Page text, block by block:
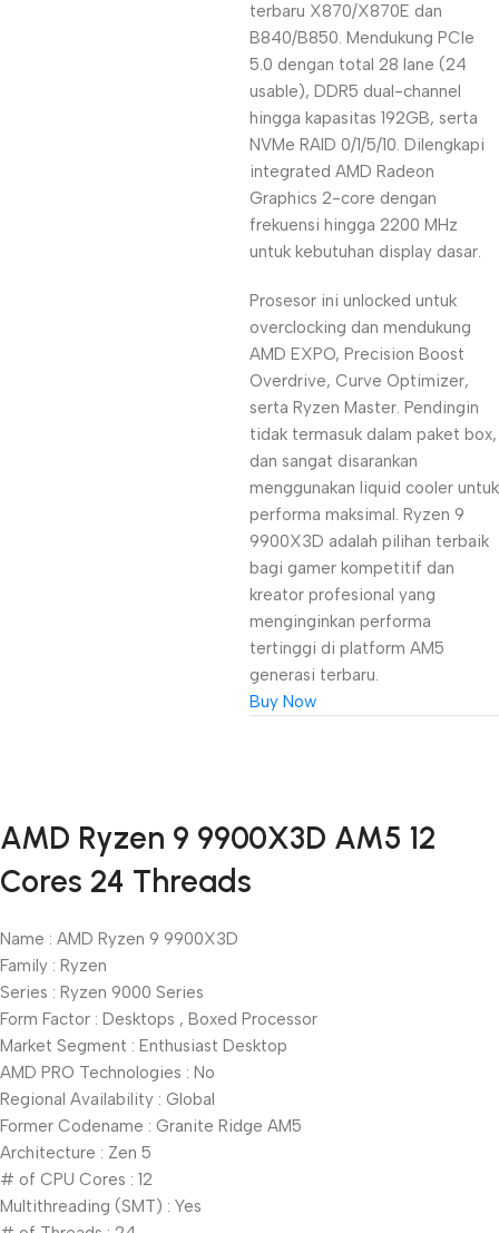
terbaru X870/X870E dan
B840/B850. Mendukung PCIe
5.0 dengan total 28 lane (24
usable), DDR5 dual-channel
hingga kapasitas 192GB, serta
NVMe RAID 0/1/5/10. Dilengkapi
integrated AMD Radeon
Graphics 2-core dengan
frekuensi hingga 2200 MHz
untuk kebutuhan display dasar.
Prosesor ini unlocked untuk
overclocking dan mendukung
AMD EXPO, Precision Boost
Overdrive, Curve Optimizer,
serta Ryzen Master. Pendingin
tidak termasuk dalam paket box,
dan sangat disarankan
menggunakan liquid cooler untuk
performa maksimal. Ryzen 9
9900X3D adalah pilihan terbaik
bagi gamer kompetitif dan
kreator profesional yang
menginginkan performa
tertinggi di platform AM5
generasi terbaru.
Buy Now
Black Friday
Blowout!
AMD Ryzen 9 9900X3D AM5 12
Cores 24 Threads
Name : AMD Ryzen 9 9900X3D
Family : Ryzen
Series : Ryzen 9000 Series
Form Factor : Desktops , Boxed Processor
Market Segment : Enthusiast Desktop
AMD PRO Technologies : No
Regional Availability : Global
Former Codename : Granite Ridge AM5
Architecture : Zen 5
# of CPU Cores : 12
Multithreading (SMT) : Yes